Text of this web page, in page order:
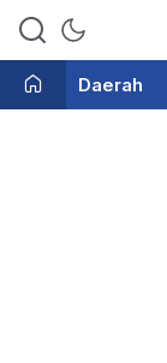
Daerah